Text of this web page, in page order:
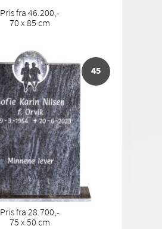
Pris fra 46.200,-
70 x 85 cm
45
Pris fra 28.700,-
75 x 50 cm